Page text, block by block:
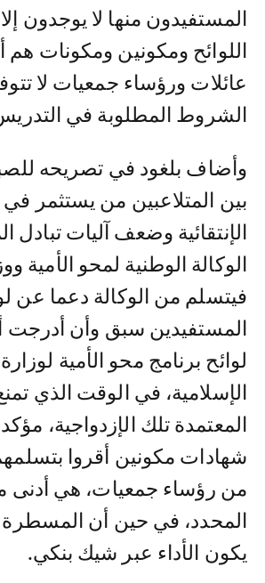
المستفيدون منها لا يوجدون
اللوائح ومكونين ومكونات
عائلات ورؤساء جمعيات لا
الشروط المطلوبة في
وأضاف بلغود في تصريحه
بين المتلاعبين من يستثمر
الإنتقائية وضعف آليات تبادل
الوكالة الوطنية لمحو الأمية
فيتسلم من الوكالة دعما عن
المستفيدين سبق وأن
لوائح برنامج محو الأمية
الإسلامية، في الوقت الذي
المعتمدة تلك الإزدواجية،
شهادات مكونين أقروا
من رؤساء جمعيات، هي
المحدد، في حين أن
يكون الأداء عبر شيك بنكي.